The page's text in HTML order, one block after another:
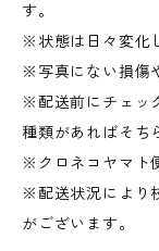
す。
※状態は日々変化
※写真にない損傷
※配送前にチェッ
種類があればそち
※クロネコヤマト
※配送状況により
がございます。